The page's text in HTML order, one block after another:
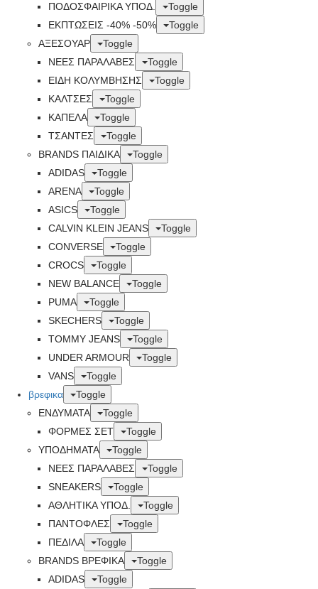
ΠΟΔΟΣΦΑΙΡΙΚΑ ΥΠΟΔ.
Toggle
ΕΚΠΤΏΣΕΙΣ -40% -50%
Toggle
ΑΞΕΣΟΥΑΡ
Toggle
ΝΕΕΣ ΠΑΡΑΛΑΒΕΣ
Toggle
ΕΙΔΗ ΚΟΛΥΜΒΗΣΗΣ
Toggle
ΚΑΛΤΣΕΣ
Toggle
ΚΑΠΕΛΑ
Toggle
ΤΣΑΝΤΕΣ
Toggle
BRANDS ΠΑΙΔΙΚΆ
Toggle
ADIDAS
Toggle
ARENA
Toggle
ASICS
Toggle
CALVIN KLEIN JEANS
Toggle
CONVERSE
Toggle
CROCS
Toggle
NEW BALANCE
Toggle
PUMA
Toggle
SKECHERS
Toggle
TOMMY JEANS
Toggle
UNDER ARMOUR
Toggle
VANS
Toggle
βρεφικα
Toggle
ΕΝΔΥΜΑΤΑ
Toggle
ΦΟΡΜΕΣ ΣΕΤ
Toggle
ΥΠΟΔΗΜΑΤΑ
Toggle
ΝΕΕΣ ΠΑΡΑΛΑΒΕΣ
Toggle
SNEAKERS
Toggle
ΑΘΛΗΤΙΚΑ ΥΠΟΔ.
Toggle
ΠΑΝΤΟΦΛΕΣ
Toggle
ΠΕΔΙΛΑ
Toggle
BRANDS ΒΡΕΦΙΚΆ
Toggle
ADIDAS
Toggle